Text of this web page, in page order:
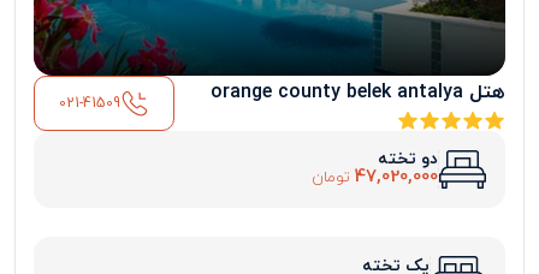
هتل orange county belek antalya 021-41509
دو تخته
47,020,000 تومان
یک تخته